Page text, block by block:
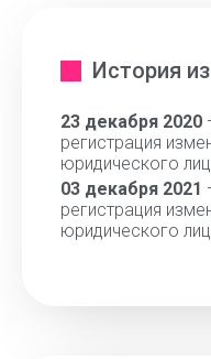
История
23 декабря 2020
регистрация
юридического
03 декабря 2021
регистрация
юридического